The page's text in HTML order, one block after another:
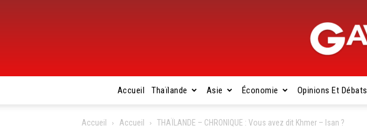
Accueil Thaïlande Asie Économie Opinions Et Débats
Accueil Accueil THAÏLANDE – CHRONIQUE : Vous avez dit Khmer – Isan ?